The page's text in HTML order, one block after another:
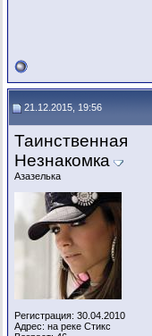
21.12.2015, 19:56
Таинственная
Незнакомка
Азазелька
Регистрация: 30.04.2010
Адрес: на реке Стикс